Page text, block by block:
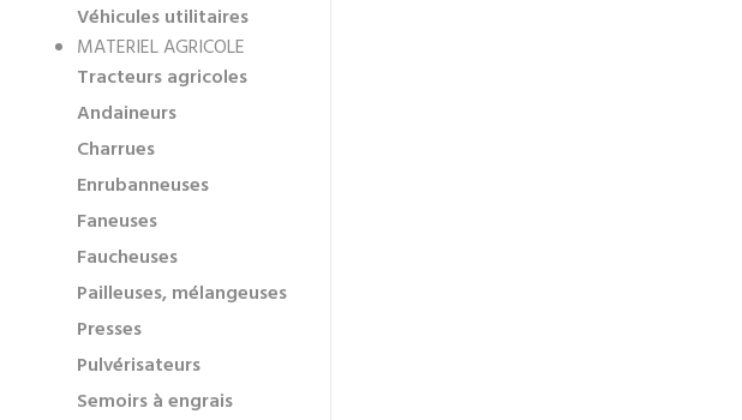
Véhicules utilitaires
MATERIEL AGRICOLE
Tracteurs agricoles
Andaineurs
Charrues
Enrubanneuses
Faneuses
Faucheuses
Pailleuses, mélangeuses
Presses
Pulvérisateurs
Semoirs à engrais